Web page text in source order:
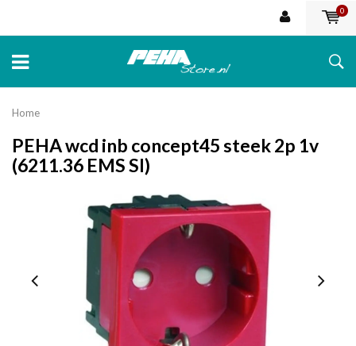
0
Home
PEHA wcd inb concept45 steek 2p 1v
(6211.36 EMS SI)